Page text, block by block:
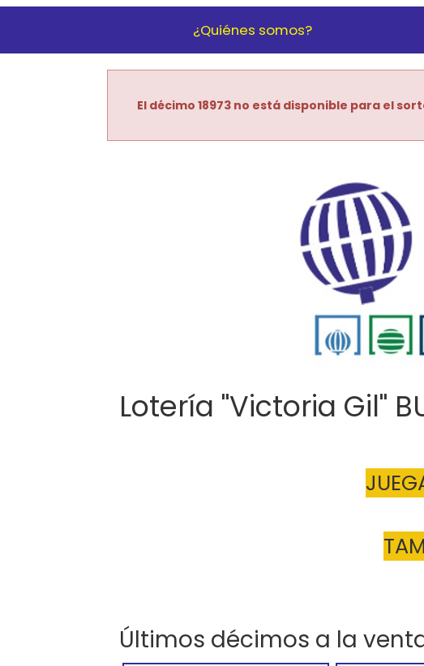
¿Quiénes somos?
El décimo 18973 no está disponible para el
Lotería "Victoria Gil"
Últimos décimos a la